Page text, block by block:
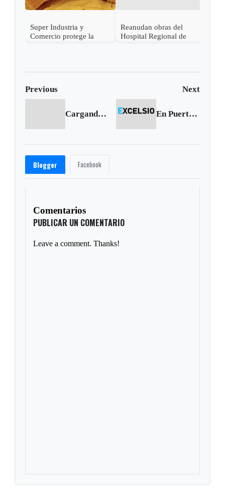
Super Industria y
Comercio protege la
Reanudan obras del
Hospital Regional de
Previous Next
Cargando anterior... En Puerto Boyacá inundación deja 100 familias afectadas
Blogger Facebook
Comentarios
PUBLICAR UN COMENTARIO
Leave a comment. Thanks!